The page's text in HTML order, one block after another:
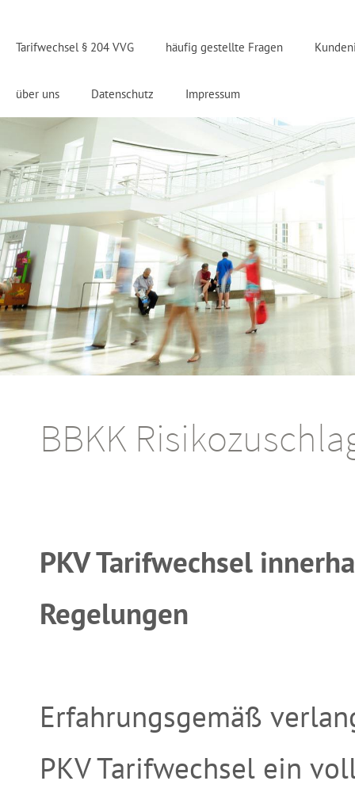
Tarifwechsel § 204 VVG häufig gestellte Fragen
über uns Datenschutz Impressum
BBKK
PKV Tarifwechsel
Regelungen
Erfahrungsgemäß
PKV Tarifwechsel ein